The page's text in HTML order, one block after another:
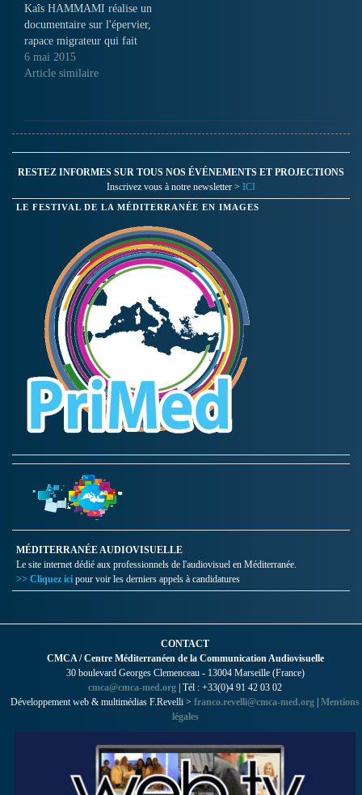
Kaîs HAMMAMI réalise un
documentaire sur l'épervier,
rapace migrateur qui fait
escale dans la forêt du cap-
bou Tunisien au mois
Mais l'épervier, très
recherché par les braconniers
tunisiens, est menacé lors de
cette…
6 mai 2015
Article similaire
RESTEZ INFORMES SUR TOUS NOS ÉVÉNEMENTS ET PROJECTIONS
Inscrivez vous à notre newsletter > ICI
LE FESTIVAL DE LA MÉDITERRANÉE EN IMAGES
MÉDITERRANÉE AUDIOVISUELLE
Le site internet dédié aux professionnels de l'audiovisuel en Méditerranée.
>> Cliquez ici pour voir les derniers appels à candidatures
CONTACT
CMCA / Centre Méditerranéen de la Communication Audiovisuelle
30 boulevard Georges Clemenceau - 13004 Marseille (France)
cmca@cmca-med.org | Tél : +33(0)4 91 42 03 02
Développement web & multimédias F.Revelli > franco.revelli@cmca-med.org Mentions
légales